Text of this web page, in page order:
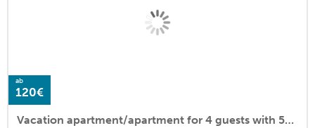
ab
120€
Vacation apartment/apartment for 4 guests with 50m² in Sierksdorf (129649)